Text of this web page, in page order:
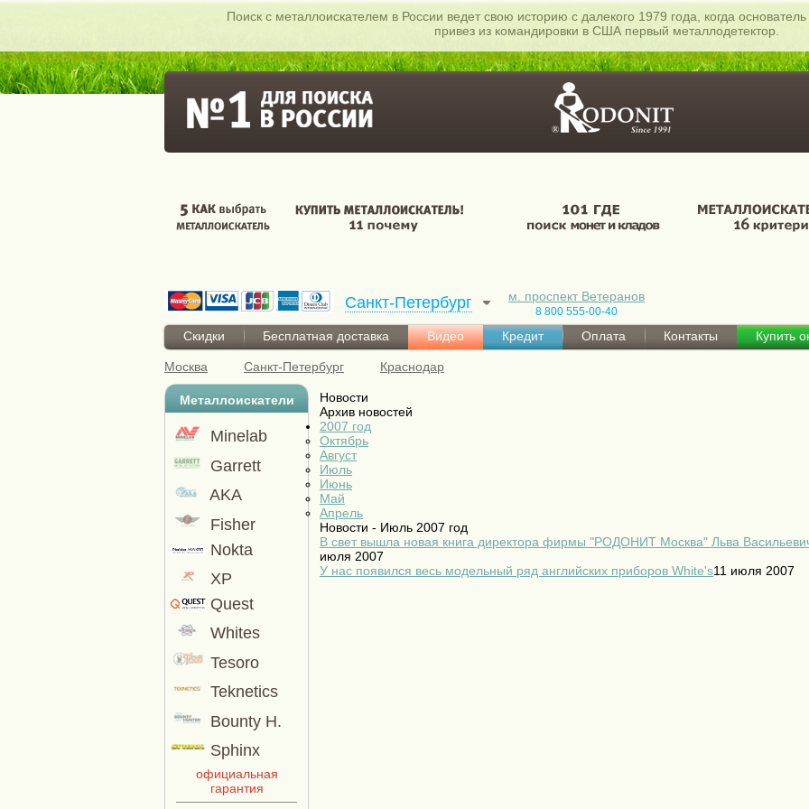
Поиск c металлоискателем в России ведет свою историю с далекого 1979 года, когда
привез из командировки в США первый металлодетектор.
Санкт-Петербург м. проспект Ветеранов
8 800 555-00-40
Скидки Бесплатная доставка Видео Кредит Оплата Контакты Купить
Москва Санкт-Петербург Краснодар
Металлоискатели
Minelab
Garrett
AKA
Fisher
Nokta
XP
Quest
Whites
Tesoro
Teknetics
Bounty H.
Sphinx
официальная
гарантия
Новости
Архив новостей
2007 год
Октябрь
Август
Июль
Июнь
Май
Апрель
Новости - Июль 2007 год
В свет вышла новая книга директора фирмы "РОДОНИТ Москва" Льва
июля 2007
У нас появился весь модельный ряд английских приборов White's11 июля 2007